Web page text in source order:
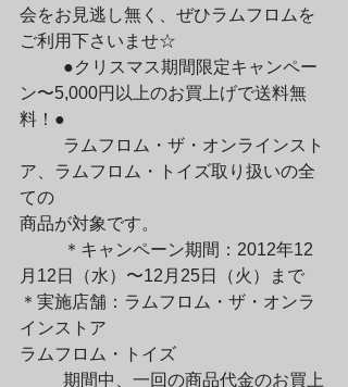
会をお見逃し無く、ぜひラムフロムを
ご利用下さいませ☆
ン〜5,000円以上のお買上げで送料無
料！●
ア、ラムフロム・トイズ取り扱いの全
ての
商品が対象です。
月12日（水）〜12月25日（火）まで
＊実施店舗：ラムフロム・ザ・オンラ
インストア
ラムフロム・トイズ